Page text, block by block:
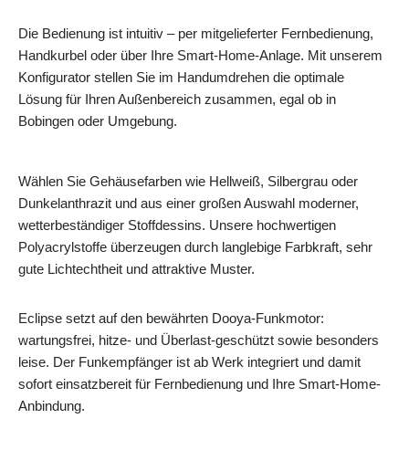
Die Bedienung ist intuitiv – per mitgelieferter Fernbedienung,
Handkurbel oder über Ihre Smart-Home-Anlage. Mit unserem
Konfigurator stellen Sie im Handumdrehen die optimale
Lösung für Ihren Außenbereich zusammen, egal ob in
Bobingen oder Umgebung.
Wählen Sie Gehäusefarben wie Hellweiß, Silbergrau oder
Dunkelanthrazit und aus einer großen Auswahl moderner,
wetterbeständiger Stoffdessins. Unsere hochwertigen
Polyacrylstoffe überzeugen durch langlebige Farbkraft, sehr
gute Lichtechtheit und attraktive Muster.
Eclipse setzt auf den bewährten Dooya-Funkmotor:
wartungsfrei, hitze- und Überlast-geschützt sowie besonders
leise. Der Funkempfänger ist ab Werk integriert und damit
sofort einsatzbereit für Fernbedienung und Ihre Smart-Home-
Anbindung.